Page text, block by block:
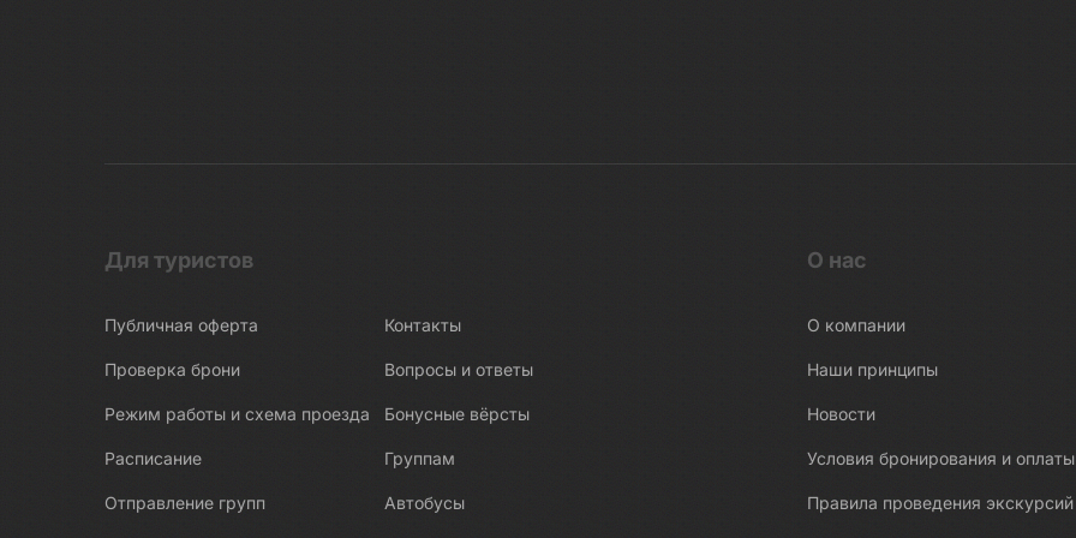
Для туристов
Публичная оферта
Проверка брони
Режим работы и схема проезда
Расписание
Отправление групп
Контакты
Вопросы и ответы
Бонусные вёрсты
Группам
Автобусы
О нас
О компании
Наши принципы
Новости
Условия бронирования и оплаты
Правила проведения экскурсий